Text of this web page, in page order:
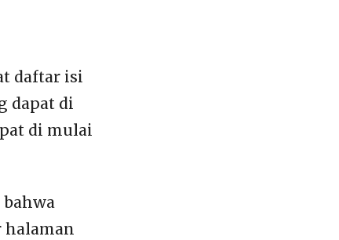
daftar isi
dapat di
di mulai
halaman